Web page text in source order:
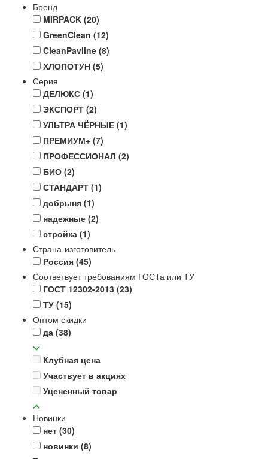
Бренд
MIRPACK (20)
GreenClean (12)
CleanPavline (8)
ХЛОПОТУН (5)
Серия
ДЕЛЮКС (1)
ЭКСПОРТ (2)
УЛЬТРА ЧЁРНЫЕ (1)
ПРЕМИУМ+ (7)
ПРОФЕССИОНАЛ (2)
БИО (2)
СТАНДАРТ (1)
добрыня (1)
надежные (2)
стройка (1)
Страна-изготовитель
Россия (45)
Соответвует требованиям ГОСТа или ТУ
ГОСТ 12302-2013 (23)
ТУ (15)
Оптом скидки
да (38)
Клубная цена
Участвует в акциях
Уцененный товар
Новинки
нет (30)
новинки (8)